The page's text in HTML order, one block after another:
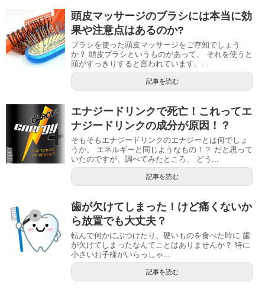
頭皮マッサージのブラシには本当に効
果や注意点はあるのか?
ブラシを使った頭皮マッサージをご存知でしょう
か？ 頭皮ブラシというものがあって、 それを使うと
頭がすっきりすると言われています。...
記事を読む
エナジードリンクで死亡！これってエ
ナジードリンクの成分が原因！？
そもそもエナジードリンクのエナジーとは何でしょ
うか。 エネルギーと同じようなもの！？ だと思って
いたのですが、調べてみたところ、 どう...
記事を読む
歯が欠けてしまった！けど痛くないか
ら放置でも大丈夫？
転んで何かにぶつけたり、硬いものを食べた時に 歯
が欠けてしまったなんてことはありませんか？ 特に
小さいお子様がいらっしゃ...
記事を読む